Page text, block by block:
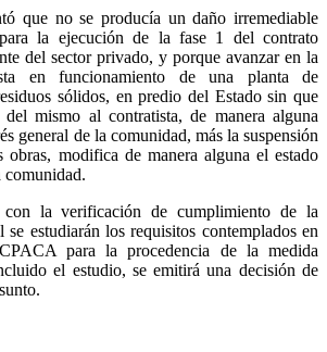
que no se producía un daño irremediable
la ejecución de la fase 1 del contrato
del sector privado, y porque avanzar en la
en funcionamiento de una planta de
sólidos, en predio del Estado sin que
del mismo al contratista, de manera alguna
general de la comunidad, más la suspensión
obras, modifica de manera alguna el estado
comunidad.
la verificación de cumplimiento de la
se estudiarán los requisitos contemplados en
para la procedencia de la medida
el estudio, se emitirá una decisión de